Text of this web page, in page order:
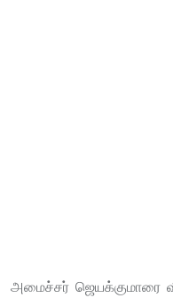
அமைச்சர் ஜெயக்குமாரை